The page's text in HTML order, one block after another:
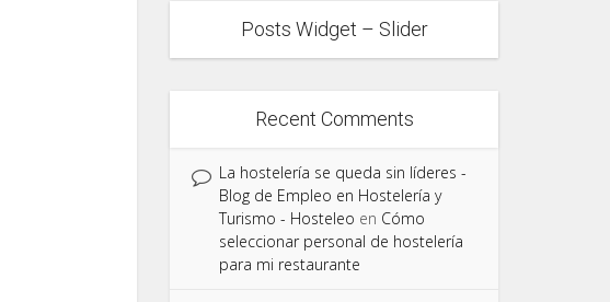
Posts Widget – Slider
Recent Comments
La hostelería se queda sin líderes -
Blog de Empleo en Hostelería y
Turismo - Hosteleo en Cómo
seleccionar personal de hostelería
para mi restaurante